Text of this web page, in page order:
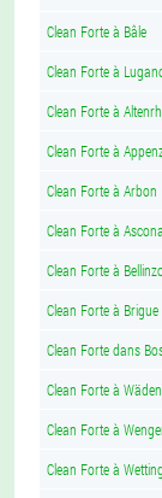
Clean Forte à Bâle
Clean Forte à
Clean Forte à
Clean Forte à
Clean Forte à Arbon
Clean Forte à Ascona
Clean Forte à
Clean Forte à Brigue
Clean Forte dans
Clean Forte à
Clean Forte à
Clean Forte à